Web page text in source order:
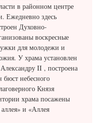
в районном центре
Ежедневно здесь
Духовно-
воскресные
для молодежи и
У храма установлен
II , построена
бюст небесного
Князя
храма посажены
и «Аллея